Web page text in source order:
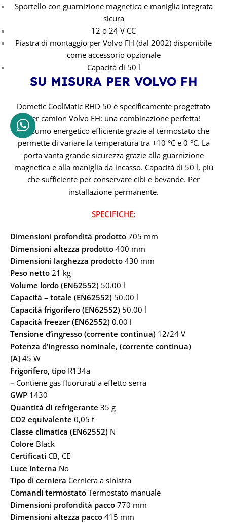
Sportello con guarnizione magnetica e maniglia integrata
sicura
12 o 24 V CC
Piastra di montaggio per Volvo FH (dal 2002) disponibile
come accessorio opzionale
Capacità di 50 l
SU MISURA PER VOLVO FH
Dometic CoolMatic RHD 50 è specificamente progettato
per camion Volvo FH: una combinazione perfetta!
Consumo energetico efficiente grazie al termostato che
permette di variare la temperatura tra +10 °C e 0 °C. La
porta vanta grande sicurezza grazie alla guarnizione
magnetica e alla maniglia da incasso. Capacità di 50 l, più
che sufficiente per conservare cibi e bevande. Per
installazione permanente.
SPECIFICHE:
Dimensioni profondità prodotto 705 mm
Dimensioni altezza prodotto 400 mm
Dimensioni larghezza prodotto 430 mm
Peso netto 21 kg
Volume lordo (EN62552) 50.00 l
Capacità – totale (EN62552) 50.00 l
Capacità frigorifero (EN62552) 50.00 l
Capacità freezer (EN62552) 0.00 l
Tensione d’ingresso (corrente continua) 12/24 V
Potenza d’ingresso nominale, (corrente continua)
[A] 45 W
Frigorifero, tipo R134a
– Contiene gas fluorurati a effetto serra
GWP 1430
Quantità di refrigerante 35 g
CO2 equivalente 0,05 t
Classe climatica (EN62552) N
Colore Black
Certificati CB, CE
Luce interna No
Tipo di cerniera Cerniera a sinistra
Comandi termostato Termostato manuale
Dimensioni profondità pacco 770 mm
Dimensioni altezza pacco 415 mm